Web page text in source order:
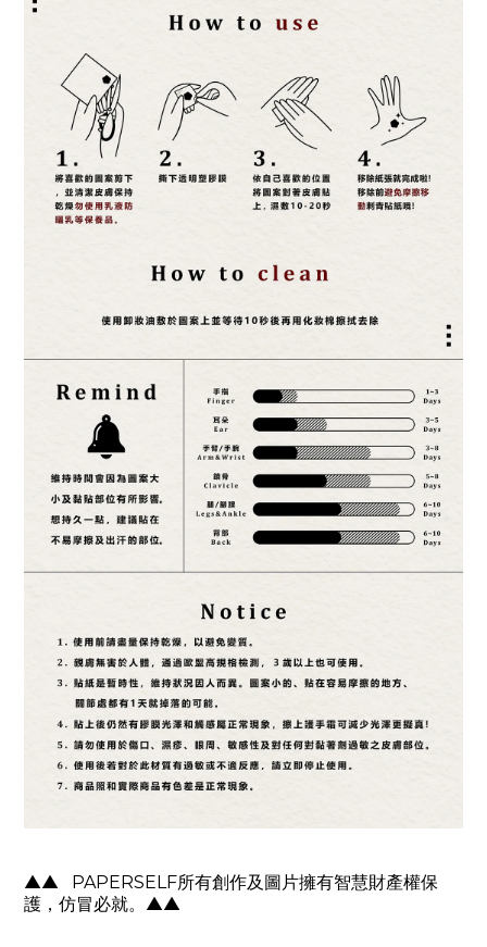
▲▲ PAPERSELF所有創作及圖片擁有智慧財產權保
護，仿冒必就。 ▲▲